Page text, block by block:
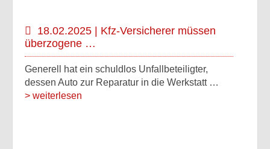
18.02.2025 | Kfz-Versicherer müssen
überzogene …
Generell hat ein schuldlos Unfallbeteiligter,
dessen Auto zur Reparatur in die Werkstatt …
> weiterlesen